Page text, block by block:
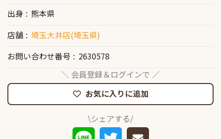
出身
熊本県
店舗
埼玉大井店(埼玉県)
お問い合わせ番号
2630578
＼ 会員登録＆ログインで ／
お気に入りに追加
\シェアする/